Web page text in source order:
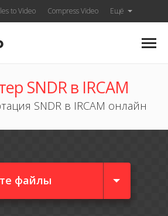
to Video Compress Video Ещё
SNDR в IRCAM
SNDR в IRCAM онлайн
файлы